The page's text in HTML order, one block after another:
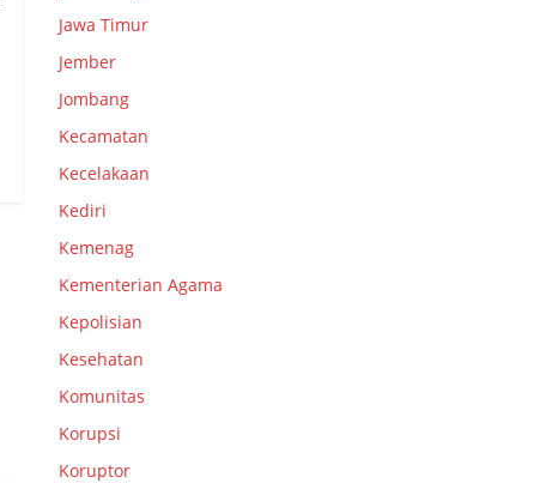
Jawa Timur
Jember
Jombang
Kecamatan
Kecelakaan
Kediri
Kemenag
Kementerian Agama
Kepolisian
Kesehatan
Komunitas
Korupsi
Koruptor